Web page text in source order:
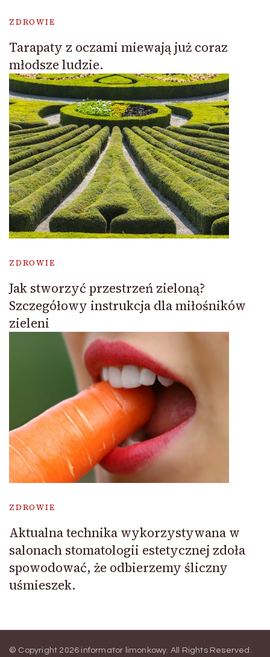
ZDROWIE
Tarapaty z oczami miewają już coraz
młodsze ludzie.
ZDROWIE
Jak stworzyć przestrzeń zieloną?
Szczegółowy instrukcja dla miłośników
zieleni
ZDROWIE
Aktualna technika wykorzystywana w
salonach stomatologii estetycznej zdoła
spowodować, że odbierzemy śliczny
uśmieszek.
© Copyright 2026 informator limonkowy . All Rights Reserved.